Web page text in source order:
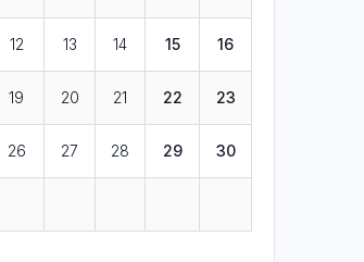
12 13 14 15 16
19 20 21 22 23
26 27 28 29 30